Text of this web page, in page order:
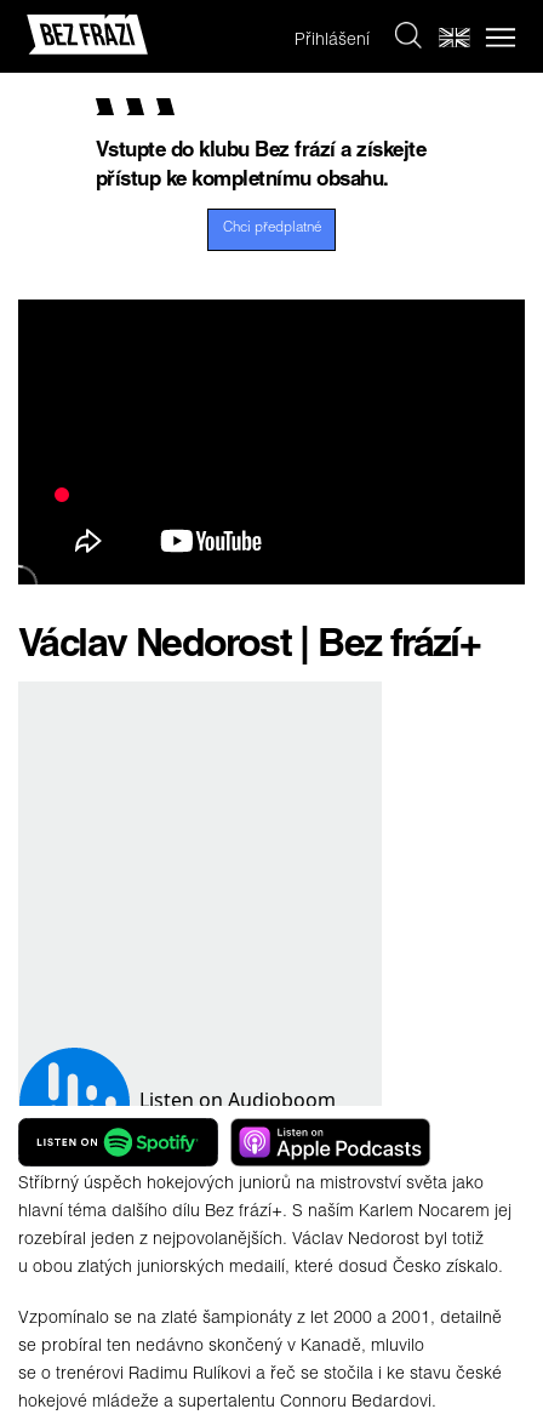
Přihlášení
Vstupte do klubu Bez frází a získejte
přístup ke kompletnímu obsahu.
Chci předplatné
Václav Nedorost | Bez frází+
Stříbrný úspěch hokejových juniorů na mistrovství světa jako
hlavní téma dalšího dílu Bez frází+. S naším Karlem Nocarem jej
rozebíral jeden z nejpovolanějších. Václav Nedorost byl totiž
u obou zlatých juniorských medailí, které dosud Česko získalo.
Vzpomínalo se na zlaté šampionáty z let 2000 a 2001, detailně
se probíral ten nedávno skončený v Kanadě, mluvilo
se o trenérovi Radimu Rulíkovi a řeč se stočila i ke stavu české
hokejové mládeže a supertalentu Connoru Bedardovi.